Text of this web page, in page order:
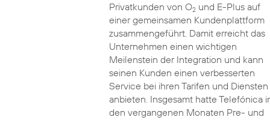
Privatkunden von O2und E-Plus auf
einer gemeinsamen Kundenplattform
zusammengeführt. Damit erreicht das
Unternehmen einen wichtigen
Meilenstein der Integration und kann
seinen Kunden einen verbesserten
Service bei ihren Tarifen und Diensten
anbieten. Insgesamt hatte Telefónica
den vergangenen Monaten Pre- und